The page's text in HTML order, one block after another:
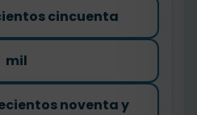
cincuenta
mil
noventa y